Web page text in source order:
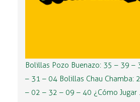
Bolillas Pozo Buenazo: 35 – 39 –
– 31 – 04 Bolillas Chau Chamba:
– 02 – 32 – 09 – 40 ¿Cómo Jugar